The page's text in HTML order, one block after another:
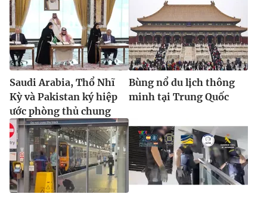
Saudi Arabia, Thổ Nhĩ
Kỳ và Pakistan ký hiệp
ước phòng thủ chung
Bùng nổ du lịch thông
minh tại Trung Quốc